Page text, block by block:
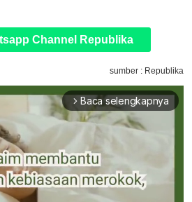
Channel Republika
sumber : Republika
arrow_forward_ios Baca selengkapnya